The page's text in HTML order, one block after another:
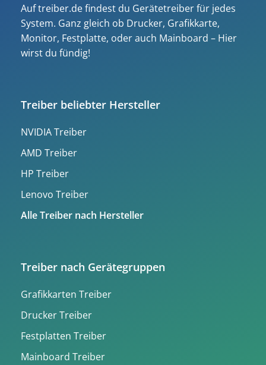
Auf treiber.de findest du Gerätetreiber für jedes
System. Ganz gleich ob Drucker, Grafikkarte,
Monitor, Festplatte, oder auch Mainboard – Hier
wirst du fündig!
Treiber beliebter Hersteller
NVIDIA Treiber
AMD Treiber
HP Treiber
Lenovo Treiber
Alle Treiber nach Hersteller
Treiber nach Gerätegruppen
Grafikkarten Treiber
Drucker Treiber
Festplatten Treiber
Mainboard Treiber